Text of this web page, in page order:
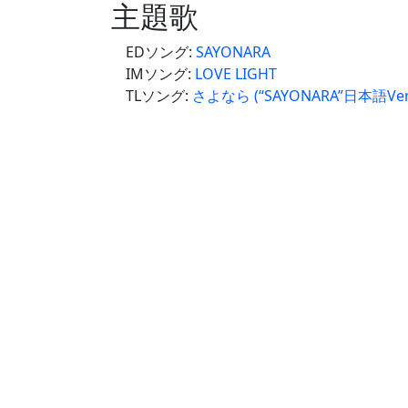
主題歌
EDソング: SAYONARA
IMソング: LOVE LIGHT
TLソング: さよなら (“SAYONARA”日本語